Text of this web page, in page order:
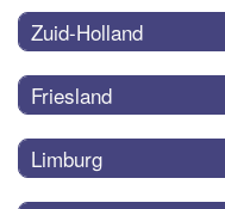
Zuid-Holland
Friesland
Limburg